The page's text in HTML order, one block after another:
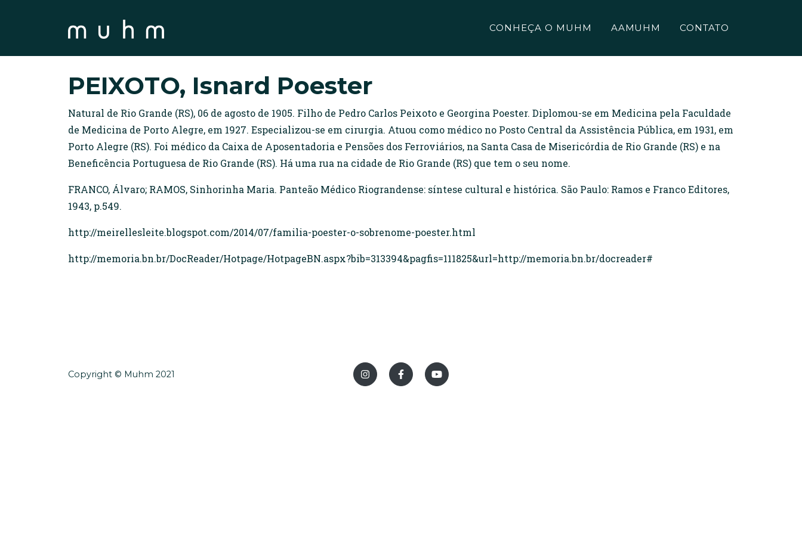
CONHEÇA O MUHM AAMUHM CONTATO
PEIXOTO, Isnard Poester
Natural de Rio Grande (RS), 06 de agosto de 1905. Filho de Pedro Carlos Peixoto e Georgina Poester. Diplomou-se em Medicina pela Faculdade
de Medicina de Porto Alegre, em 1927. Especializou-se em cirurgia. Atuou como médico no Posto Central da Assistência Pública, em 1931, em
Porto Alegre (RS). Foi médico da Caixa de Aposentadoria e Pensões dos Ferroviários, na Santa Casa de Misericórdia de Rio Grande (RS) e na
Beneficência Portuguesa de Rio Grande (RS). Há uma rua na cidade de Rio Grande (RS) que tem o seu nome.
FRANCO, Álvaro; RAMOS, Sinhorinha Maria. Panteão Médico Riograndense: síntese cultural e histórica. São Paulo: Ramos e Franco Editores,
1943, p.549.
http://meirellesleite.blogspot.com/2014/07/familia-poester-o-sobrenome-poester.html
http://memoria.bn.br/DocReader/Hotpage/HotpageBN.aspx?bib=313394&pagfis=111825&url=http://memoria.bn.br/docreader#
Copyright © Muhm 2021